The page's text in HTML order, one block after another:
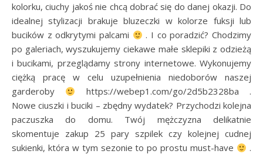
kolorku, ciuchy jakoś nie chcą dobrać się do danej okazji. Do
idealnej stylizacji brakuje bluzeczki w kolorze fuksji lub
bucików z odkrytymi palcami
. I co poradzić? Chodzimy
po galeriach, wyszukujemy ciekawe małe sklepiki z odzieżą
i bucikami, przeglądamy strony internetowe. Wykonujemy
ciężką pracę w celu uzupełnienia niedoborów naszej
garderoby
https://webep1.com/go/2d5b2328ba .
Nowe ciuszki i buciki – zbędny wydatek? Przychodzi kolejna
paczuszka do domu. Twój mężczyzna delikatnie
skomentuje zakup 25 pary szpilek czy kolejnej cudnej
sukienki, która w tym sezonie to po prostu must-have
.